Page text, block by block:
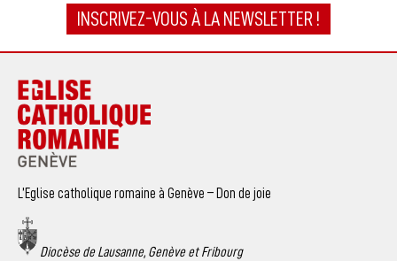
INSCRIVEZ-VOUS À LA NEWSLETTER !
L’Eglise catholique romaine à Genève – Don de joie
Diocèse de Lausanne, Genève et Fribourg